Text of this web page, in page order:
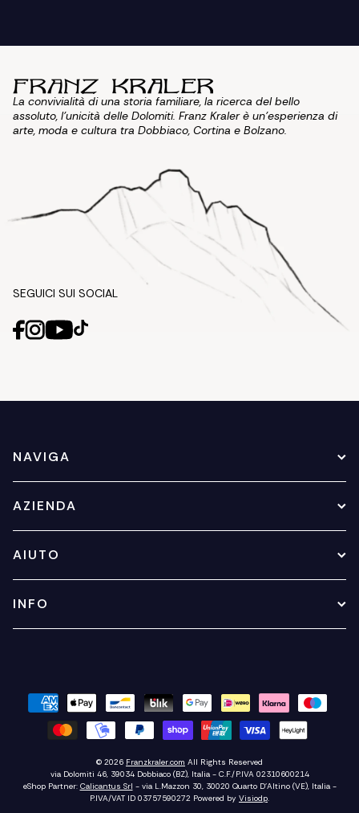
La convivialità di una storia familiare, la ricerca del bello
assoluto, l'unicità delle Dolomiti. Franz Kraler è un'esperienza di
arte, moda e cultura tra Dobbiaco, Cortina e Bolzano.
SEGUICI SUI SOCIAL
NAVIGA
AZIENDA
AIUTO
INFO
© 2026 Franzkraler.com All Rights Reserved
via Dolomiti 46, 39034 Dobbiaco (BZ), Italia - C.F./P.IVA 02310600214
eShop Partner: Calicantus Srl - via L.Mazzon 30, 30020 Quarto D'Altino (VE), Italia -
P.IVA/VAT ID 03757590272 Powered by Visiodp.